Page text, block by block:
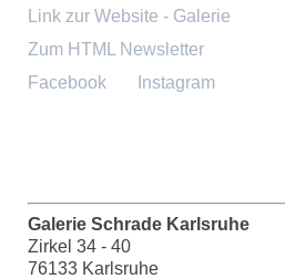
Link zur Website - Galerie
Zum HTML Newsletter
Facebook
Instagram
Galerie Schrade Karlsruhe
Zirkel 34 - 40
76133 Karlsruhe